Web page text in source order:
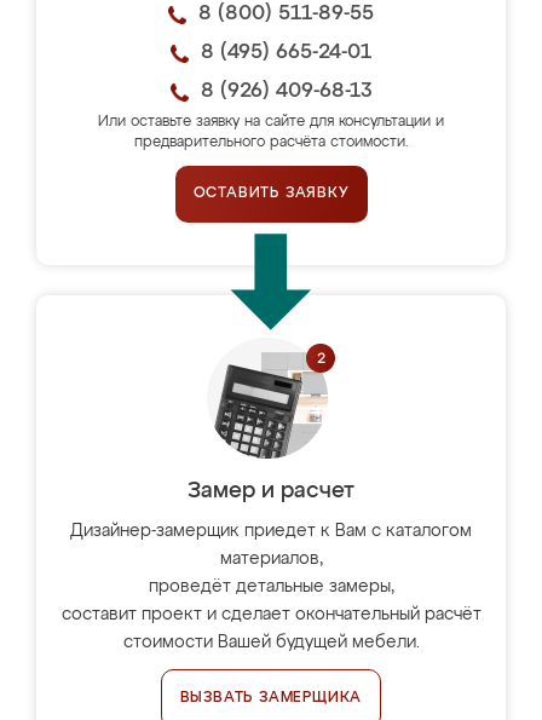
8 (800) 511-89-55
8 (495) 665-24-01
8 (926) 409-68-13
Или оставьте заявку на сайте для консультации и
предварительного расчёта стоимости.
ОСТАВИТЬ ЗАЯВКУ
Замер и расчет
Дизайнер-замерщик приедет к Вам с каталогом
материалов,
проведёт детальные замеры,
составит проект и сделает окончательный расчёт
стоимости Вашей будущей мебели.
ВЫЗВАТЬ ЗАМЕРЩИКА